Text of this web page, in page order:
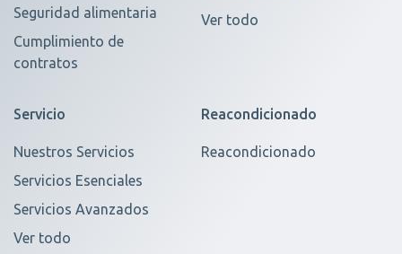
Seguridad alimentaria
Cumplimiento de
contratos
Ver todo
Servicio
Nuestros Servicios
Servicios Esenciales
Servicios Avanzados
Ver todo
Reacondicionado
Reacondicionado